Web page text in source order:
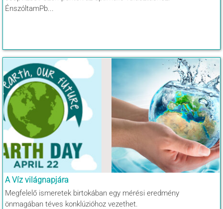
ÉnszóltamPb...
A Víz világnapjára
Megfelelő ismeretek birtokában egy mérési eredmény
önmagában téves konklúzióhoz vezethet.